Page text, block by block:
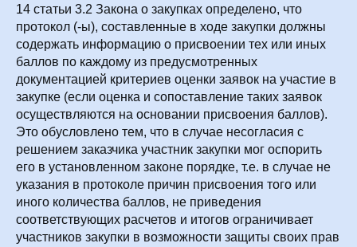
14 статьи 3.2 Закона о закупках определено, что
протокол (-ы), составленные в ходе закупки должны
содержать информацию о присвоении тех или иных
баллов по каждому из предусмотренных
документацией критериев оценки заявок на участие в
закупке (если оценка и сопоставление таких заявок
осуществляются на основании присвоения баллов).
Это обусловлено тем, что в случае несогласия с
решением заказчика участник закупки мог оспорить
его в установленном законе порядке, т.е. в случае не
указания в протоколе причин присвоения того или
иного количества баллов, не приведения
соответствующих расчетов и итогов ограничивает
участников закупки в возможности защиты своих прав